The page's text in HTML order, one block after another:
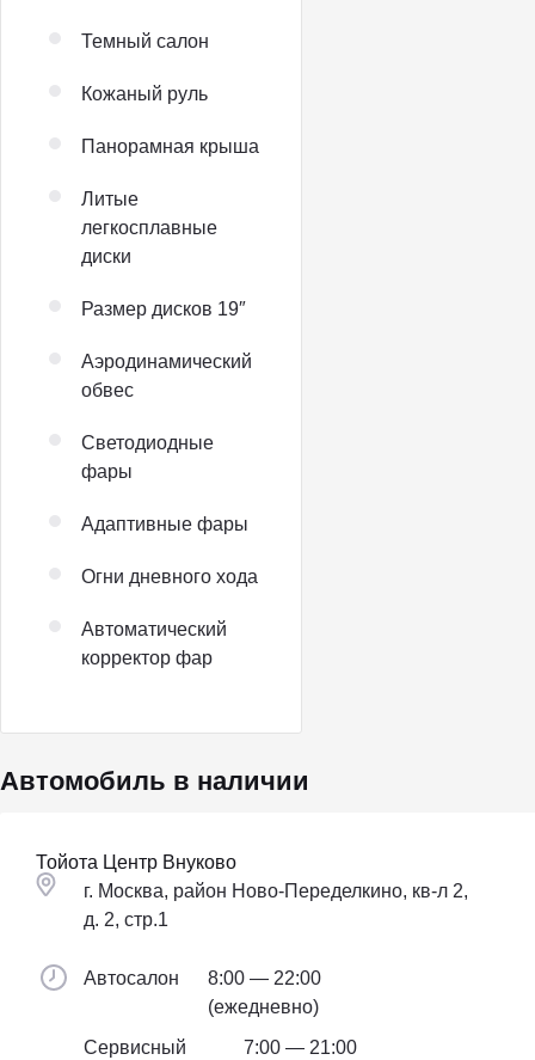
Темный салон
Кожаный руль
Панорамная крыша
Литые
легкосплавные
диски
Размер дисков 19″
Аэродинамический
обвес
Светодиодные
фары
Адаптивные фары
Огни дневного хода
Автоматический
корректор фар
Автомобиль в наличии
Тойота Центр Внуково
г. Москва, район Ново-Переделкино, кв-л 2,
д. 2, стр.1
Автосалон
8:00 — 22:00
(ежедневно)
Сервисный
7:00 — 21:00